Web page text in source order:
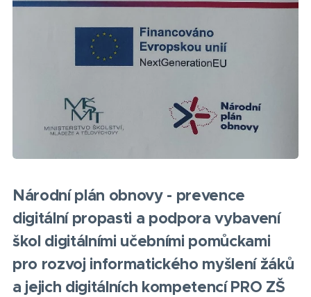
Národní plán obnovy - prevence
digitální propasti a podpora vybavení
škol digitálními učebními pomůckami
pro rozvoj informatického myšlení žáků
a jejich digitálních kompetencí PRO ZŠ